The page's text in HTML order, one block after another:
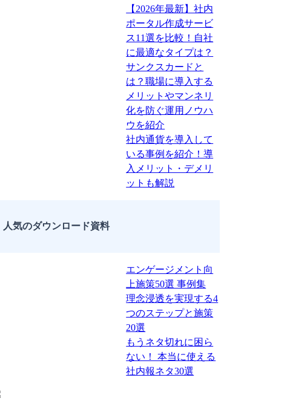
【2026年最新】社内
ポータル作成サービ
ス11選を比較！自社
に最適なタイプは？
サンクスカードと
は？職場に導入する
メリットやマンネリ
化を防ぐ運用ノウハ
ウを紹介
社内通貨を導入して
いる事例を紹介！導
入メリット・デメリ
ットも解説
人気のダウンロード資料
エンゲージメント向
上施策50選 事例集
理念浸透を実現する4
つのステップと施策
20選
もうネタ切れに困ら
ない！ 本当に使える
社内報ネタ30選